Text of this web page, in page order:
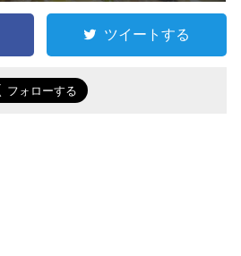
ツイートする